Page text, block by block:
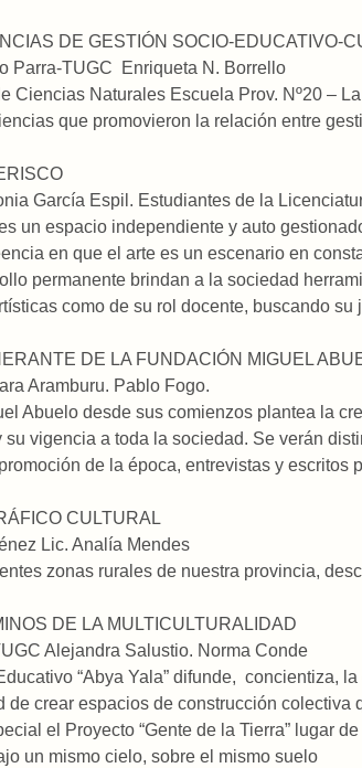
DE GESTIÓN SOCIO-EDUCATIVO-
Parra-TUGC Enriqueta N. Borrello
Ciencias Naturales Escuela Prov. Nº20 –
que promovieron la relación entre
García Espil. Estudiantes de la
un espacio independiente y auto
en que el arte es un escenario en
permanente brindan a la sociedad
como de su rol docente, buscando su
DE LA FUNDACIÓN MIGUEL
Aramburu. Pablo Fogo.
Abuelo desde sus comienzos plantea la
su vigencia a toda la sociedad. Se verán
de la época, entrevistas y escritos
CULTURAL
Lic. Analía Mendes
zonas rurales de nuestra provincia,
DE LA MULTICULTURALIDAD
Alejandra Salustio. Norma Conde
“Abya Yala” difunde, concientiza,
de crear espacios de construcción
el Proyecto “Gente de la Tierra” lugar
un mismo cielo, sobre el mismo suelo